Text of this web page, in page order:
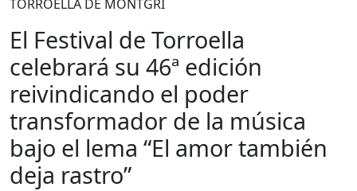
TORROELLA DE MONTGRÍ
El Festival de Torroella
celebrará su 46ª edición
reivindicando el poder
transformador de la música
bajo el lema “El amor también
deja rastro”